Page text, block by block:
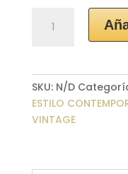
Torso
SKU: N/D
ESTILO
VINTAGE